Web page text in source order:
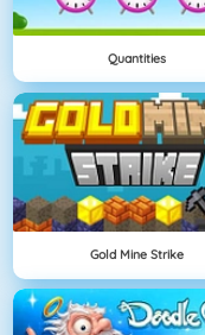
Quantities
Gold Mine Strike